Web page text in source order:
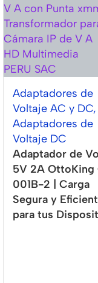
Adaptadores de
Voltaje AC y DC,
Adaptadores de
Voltaje DC
Adaptador de
5V 2A OttoKing
001B-2 | Carga
Segura y
para tus